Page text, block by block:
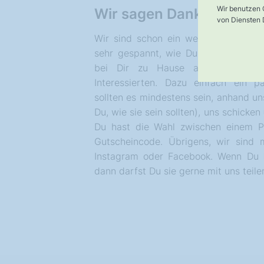
Wir benutzen
von Diensten
Wir sagen Danke
Wir sind schon ein wenig stolz auf
sehr gespannt, wie Du Deinen
bei Dir zu Hause aussieht.
Interessierten. Dazu einfach ein
sollten es mindestens sein, anhand
Du, wie sie sein sollten), uns
Du hast die Wahl zwischen einem
Gutscheincode. Übrigens, wir sind
Instagram oder Facebook. Wenn
dann darfst Du sie gerne mit uns